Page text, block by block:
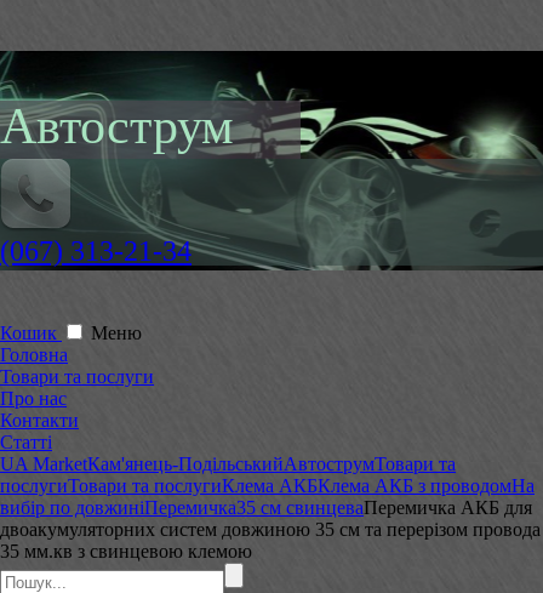
Автострум
(067) 313-21-34
Кошик
Меню
Головна
Товари та послуги
Про нас
Контакти
Статті
UA MarketКам'янець-ПодільськийАвтострумТовари та
послугиТовари та послугиКлема АКБКлема АКБ з проводомНа
вибір по довжиніПеремичка35 см свинцеваПеремичка АКБ для
двоакумуляторних систем довжиною 35 см та перерізом провода
35 мм.кв з свинцевою клемою